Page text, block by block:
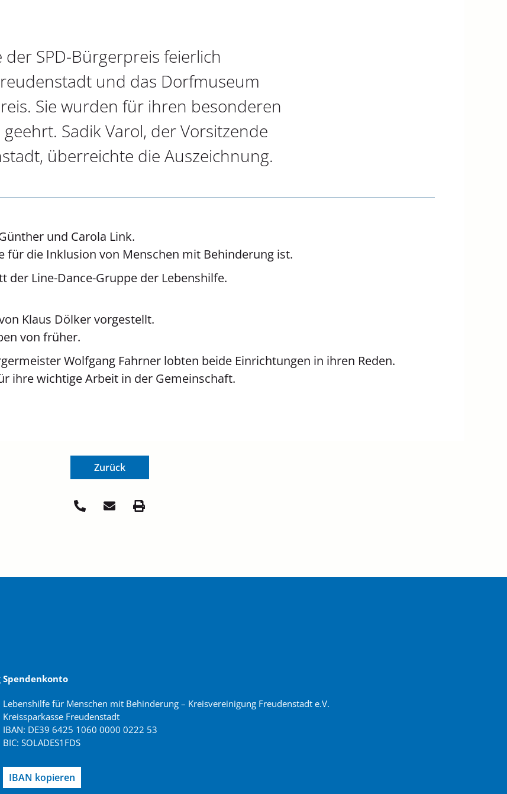
SPD-Bürgerpreis feierlich
und das Dorfmuseum
Sie wurden für ihren besonderen
Sadik Varol, der Vorsitzende
überreichte die Auszeichnung.
und Carola Link.
für die Inklusion von Menschen mit Behinderung ist.
Line-Dance-Gruppe der Lebenshilfe.
Klaus Dölker vorgestellt.
von früher.
Wolfgang Fahrner lobten beide Einrichtungen in ihren Reden.
ihre wichtige Arbeit in der Gemeinschaft.
Zurück
Spendenkonto
Lebenshilfe für Menschen mit Behinderung – Kreisvereinigung Freudenstadt e.V.
Kreissparkasse Freudenstadt
IBAN: DE39 6425 1060 0000 0222 53
BIC: SOLADES1FDS
IBAN kopieren